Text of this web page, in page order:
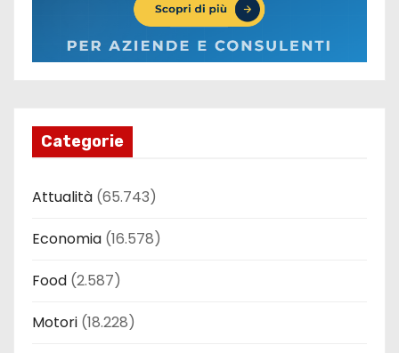
Categorie
Attualità (65.743)
Economia (16.578)
Food (2.587)
Motori (18.228)